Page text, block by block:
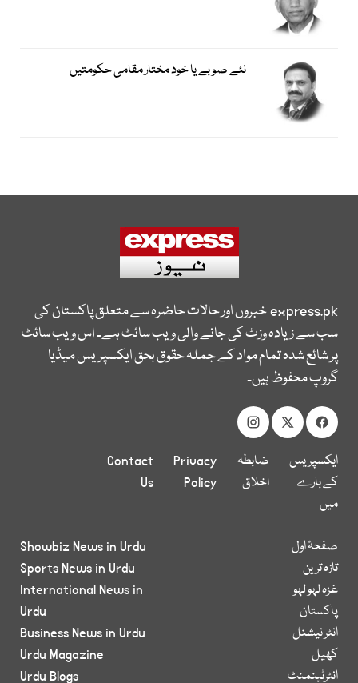
نئے صوبے یا خود مختار مقامی حکومتیں
express.pkخبروں اور حالات حاضرہ سے متعلق پاکستان کی
سب سے زیادہ وزٹ کی جانے والی ویب سائٹ ہے۔ اس ویب سائٹ
پر شائع شدہ تمام مواد کے جملہ حقوق بحق ایکسپریس میڈیا
گروپ محفوظ ہیں۔
ایکسپریس
کے بارے
میں
ضابطہ
اخلاق
Privacy
Policy
Contact
Us
صفحۂ اول
تازہ ترین
غزہ لہو لہو
پاکستان
انٹر نیشنل
کھیل
انٹرٹینمنٹ
Showbiz News in Urdu
Sports News in Urdu
International News in
Urdu
Business News in Urdu
Urdu Magazine
Urdu Blogs